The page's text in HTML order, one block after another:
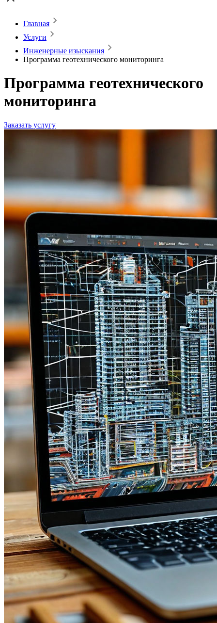
Главная
Услуги
Инженерные изыскания
Программа геотехнического мониторинга
Программа геотехнического
мониторинга
Заказать услугу